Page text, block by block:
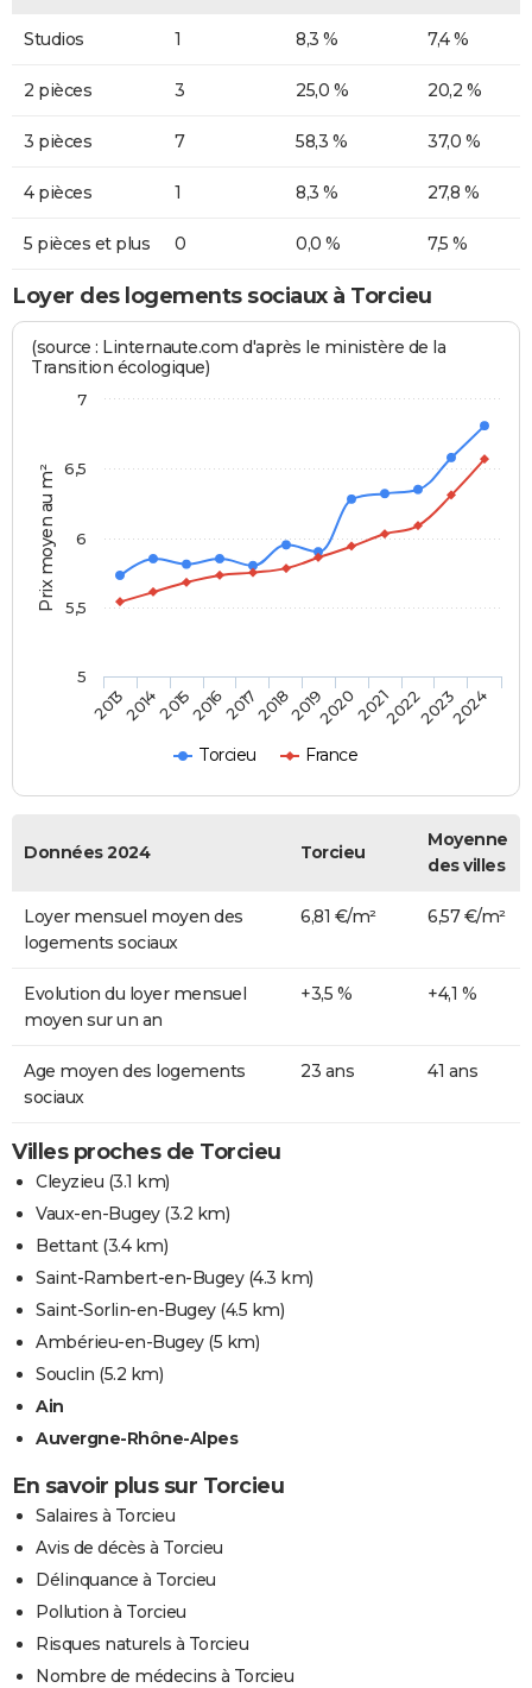
Studios 1 8,3 % 7,4 %
2 pièces 3 25,0 % 20,2 %
3 pièces 7 58,3 % 37,0 %
4 pièces 1 8,3 % 27,8 %
5 pièces et plus 0 0,0 % 7,5 %
Loyer des logements sociaux à Torcieu
Prix moyen au m²
(source : Linternaute.com d'après le ministère de la
Transition écologique)
Torcieu France
201320142015201620172018201920202021202220232024
5
5,5
6
6,5
7
Données 2024 Torcieu
Moyenne
des villes
Loyer mensuel moyen des
logements sociaux
6,81 €/m² 6,57 €/m²
Evolution du loyer mensuel
moyen sur un an
+3,5 % +4,1 %
Age moyen des logements
sociaux
23 ans 41 ans
Villes proches de Torcieu
Cleyzieu (3.1 km)
Vaux-en-Bugey(3.2 km)
Bettant(3.4 km)
Saint-Rambert-en-Bugey(4.3 km)
Saint-Sorlin-en-Bugey(4.5 km)
Ambérieu-en-Bugey(5 km)
Souclin (5.2 km)
Ain
Auvergne-Rhône-Alpes
En savoir plus sur Torcieu
Salaires à Torcieu
Avis de décès à Torcieu
Délinquance à Torcieu
Pollution à Torcieu
Risques naturels à Torcieu
Nombre de médecins à Torcieu